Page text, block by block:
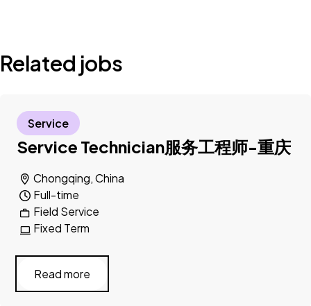
Related jobs
Service Technician服务工程师-重庆
Chongqing, China
Field Service
Full-time
Fixed Term
Service
Read more